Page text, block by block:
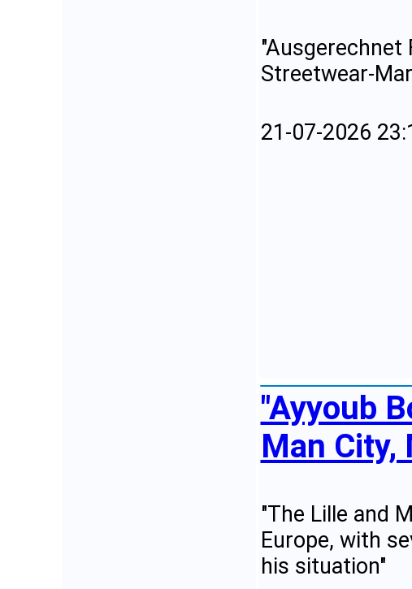
"Ausgerechnet
Streetwear-
21-07-2026
"Ayyoub
Man City,
"The Lille and
Europe, with
his situation"